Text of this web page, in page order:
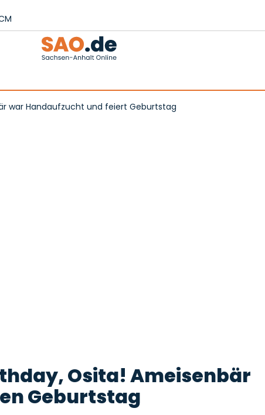
war Handaufzucht und feiert Geburtstag
Osita! Ameisenbär
Geburtstag